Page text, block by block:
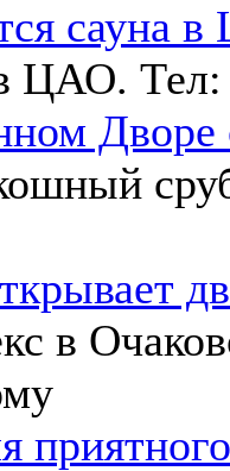
сауна
ЦАО.
Дворе
в